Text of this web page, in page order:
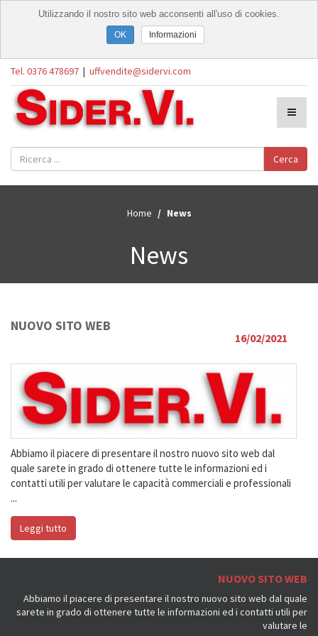
Tel. 0376 478697 | uffvendite@sidervi.com
Cerca
Home News
News
NUOVO SITO WEB
16/02/2021
Abbiamo il piacere di presentare il nostro nuovo sito web dal
quale sarete in grado di ottenere tutte le informazioni ed i
contatti utili per valutare le capacità commerciali e professionali
...
Leggi tutto
NUOVO SITO WEB
Abbiamo il piacere di presentare il nostro nuovo sito web dal quale
sarete in grado di ottenere tutte le informazioni ed i contatti utili per
valutare le
Utilizzando il nostro sito web acconsenti all'uso di cookies.
Informazioni